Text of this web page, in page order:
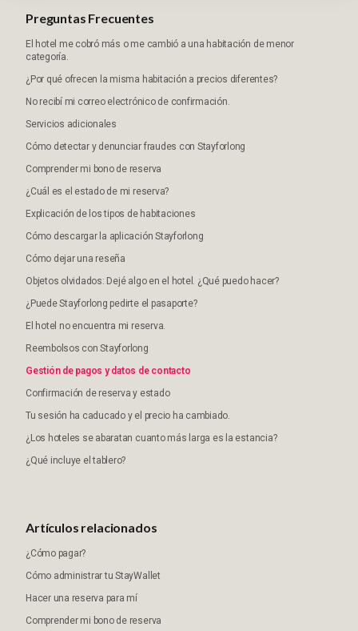
Preguntas Frecuentes
El hotel me cobró más o me cambió a una habitación de menor
categoría.
¿Por qué ofrecen la misma habitación a precios diferentes?
No recibí mi correo electrónico de confirmación.
Servicios adicionales
Cómo detectar y denunciar fraudes con Stayforlong
Comprender mi bono de reserva
¿Cuál es el estado de mi reserva?
Explicación de los tipos de habitaciones
Cómo descargar la aplicación Stayforlong
Cómo dejar una reseña
Objetos olvidados: Dejé algo en el hotel. ¿Qué puedo hacer?
¿Puede Stayforlong pedirte el pasaporte?
El hotel no encuentra mi reserva.
Reembolsos con Stayforlong
Gestión de pagos y datos de contacto
Confirmación de reserva y estado
Tu sesión ha caducado y el precio ha cambiado.
¿Los hoteles se abaratan cuanto más larga es la estancia?
¿Qué incluye el tablero?
Artículos relacionados
¿Cómo pagar?
Cómo administrar tu StayWallet
Hacer una reserva para mí
Comprender mi bono de reserva